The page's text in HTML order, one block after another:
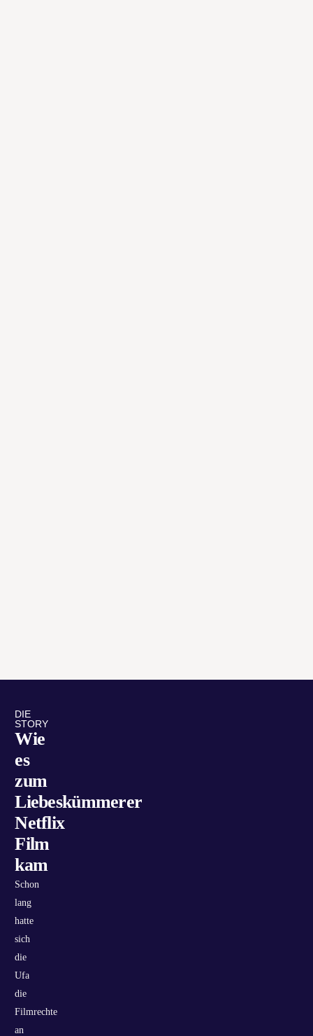
DIE
STORY
Wie
es
zum
Liebeskümmerer
Netflix
Film
kam
Schon
lang
hatte
sich
die
Ufa
die
Filmrechte
an